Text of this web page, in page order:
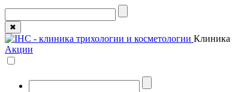
✖
Клиника
Акции